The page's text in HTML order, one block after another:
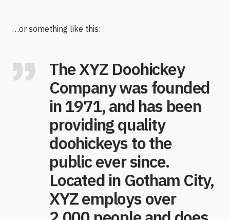
…or something like this:
The XYZ Doohickey
Company was founded
in 1971, and has been
providing quality
doohickeys to the
public ever since.
Located in Gotham City,
XYZ employs over